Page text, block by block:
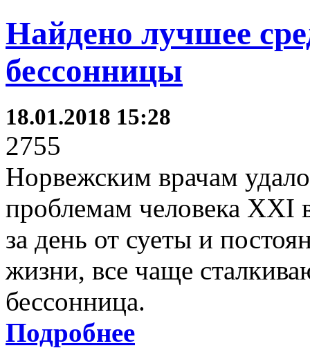
Найдено лучшее
бессонницы
18.01.2018 15:28
2755
Норвежским врачам
проблемам человека XXI
за день от суеты и
жизни, все чаще
бессонница.
Подробнее